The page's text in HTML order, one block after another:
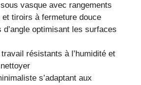
vasque avec rangements
et tiroirs à fermeture douce
d’angle optimisant les surfaces
travail résistants à l’humidité et
s’adaptant aux